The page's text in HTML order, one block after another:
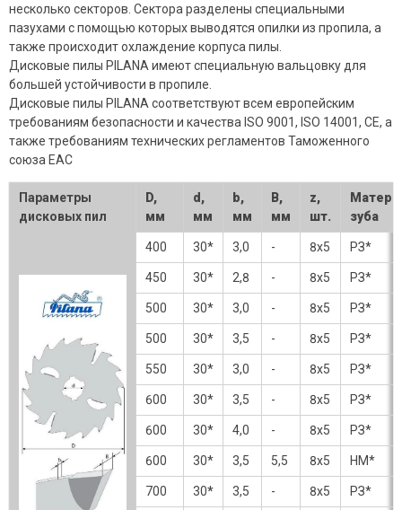
несколько секторов. Сектора разделены специальными
пазухами с помощью которых выводятся опилки из пропила, а
также происходит охлаждение корпуса пилы.
Дисковые пилы PILANA имеют специальную вальцовку для
большей устойчивости в пропиле.
Дисковые пилы PILANA соответствуют всем европейским
требованиям безопасности и качества ISO 9001, ISO 14001, CE, а
также требованиям технических регламентов Таможенного
союза EAC
Параметры
дисковых пил
D,
мм
d,
мм
b,
мм
B,
мм
z,
шт.
зуба
400 30* 3,0 - 8х5 РЗ*
450 30* 2,8 - 8х5 РЗ*
500 30* 3,0 - 8х5 РЗ*
500 30* 3,5 - 8х5 РЗ*
550 30* 3,0 - 8х5 РЗ*
600 30* 3,5 - 8х5 РЗ*
600 30* 4,0 - 8х5 РЗ*
600 30* 3,5 5,5 8х5 HM*
700 30* 3,5 - 8х5 РЗ*